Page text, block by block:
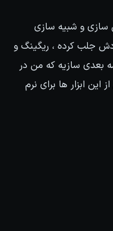
سازی و شبیه سازی
جلب کرده ، ریگینگ و
بعدی سازیه که من در
ابزار ها برای نرم